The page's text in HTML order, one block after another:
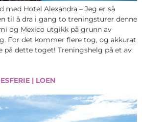
med Hotel Alexandra – Jeg er så
til å dra i gang to treningsturer denne
og Mexico utgikk på grunn av
For det kommer flere tog, og akkurat
på dette toget! Treningshelg på et av
| LOEN